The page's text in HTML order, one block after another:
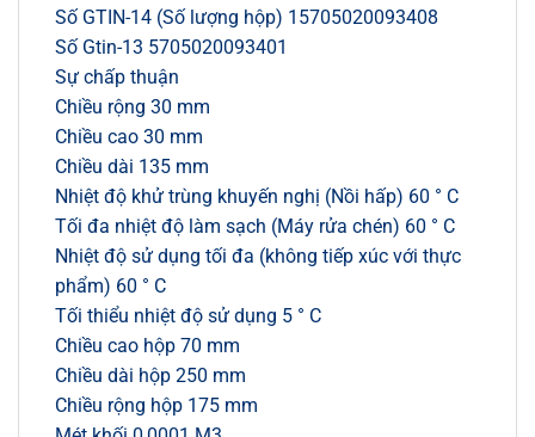
Số GTIN-14 (Số lượng hộp) 15705020093408
Số Gtin-13 5705020093401
Sự chấp thuận
Chiều rộng 30 mm
Chiều cao 30 mm
Chiều dài 135 mm
Nhiệt độ khử trùng khuyến nghị (Nồi hấp) 60 ° C
Tối đa nhiệt độ làm sạch (Máy rửa chén) 60 ° C
Nhiệt độ sử dụng tối đa (không tiếp xúc với thực
phẩm) 60 ° C
Tối thiểu nhiệt độ sử dụng 5 ° C
Chiều cao hộp 70 mm
Chiều dài hộp 250 mm
Chiều rộng hộp 175 mm